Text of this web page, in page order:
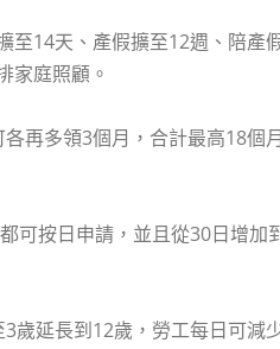
至14天、產假擴至12週、陪
家庭照顧。
再多領3個月，合計最高18個
可按日申請，並且從30日增
歲延長到12歲，勞工每日可減